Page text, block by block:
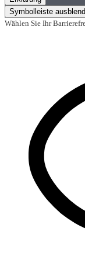
Symbolleiste
Wählen Sie Ihr